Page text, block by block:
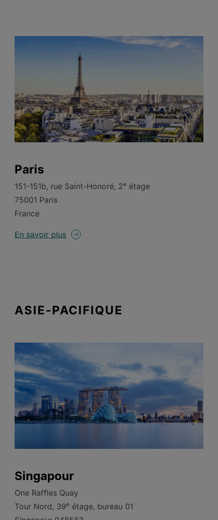
Paris
151-151b, rue Saint-Honoré, 2e étage
75001 Paris
France
En savoir plus
ASIE-PACIFIQUE
Singapour
One Raffles Quay
Tour Nord, 39e étage, bureau 01